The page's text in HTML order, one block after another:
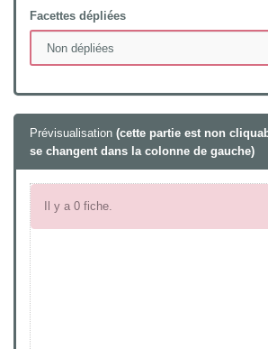
Facettes dépliées
Prévisualisation (cette partie est non
se changent dans la colonne de gauche)